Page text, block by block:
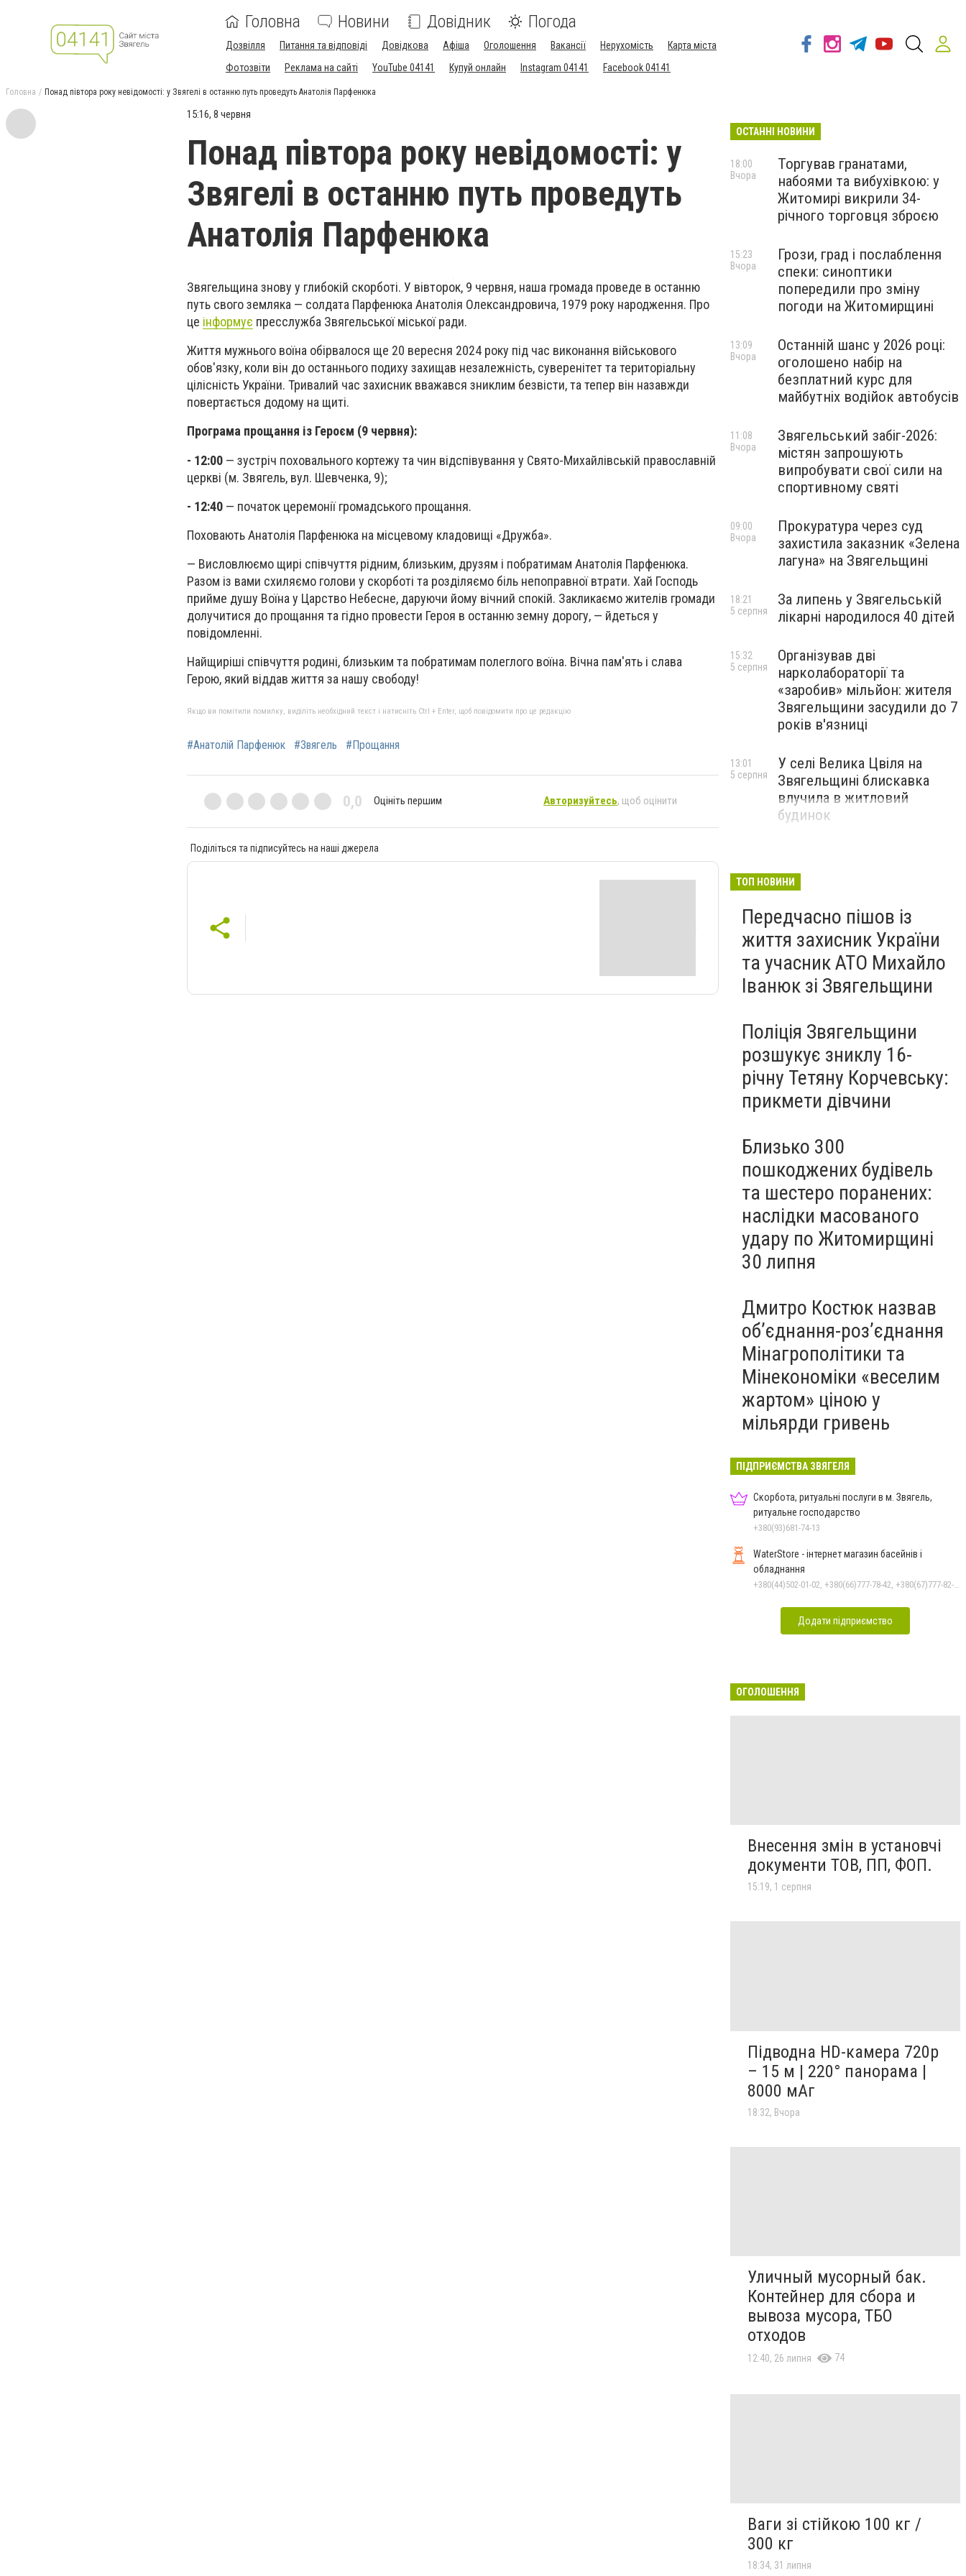
Головна Новини Довідник Погода
Дозвілля Питання та відповіді Довідкова Афіша Оголошення Вакансії Нерухомість
Карта міста
Фотозвіти
Реклама на сайті YouTube 04141 Купуй онлайн Instagram 04141 Facebook 04141
Головна Понад півтора року невідомості: у Звягелі в останню путь проведуть Анатолія Парфенюка
15:16, 8 червня
Понад півтора року невідомості: у
Звягелі в останню путь проведуть
Анатолія Парфенюка
Звягельщина знову у глибокій скорботі. У вівторок, 9 червня, наша громада проведе в останню
путь свого земляка — солдата Парфенюка Анатолія Олександровича, 1979 року народження. Про
це інформує пресслужба Звягельської міської ради.
Життя мужнього воїна обірвалося ще 20 вересня 2024 року під час виконання військового
обов'язку, коли він до останнього подиху захищав незалежність, суверенітет та територіальну
цілісність України. Тривалий час захисник вважався зниклим безвісти, та тепер він назавжди
повертається додому на щиті.
Програма прощання із Героєм (9 червня):
- 12:00 — зустріч поховального кортежу та чин відспівування у Свято-Михайлівській православній
церкві (м. Звягель, вул. Шевченка, 9);
- 12:40 — початок церемонії громадського прощання.
Поховають Анатолія Парфенюка на місцевому кладовищі «Дружба».
— Висловлюємо щирі співчуття рідним, близьким, друзям і побратимам Анатолія Парфенюка.
Разом із вами схиляємо голови у скорботі та розділяємо біль непоправної втрати. Хай Господь
прийме душу Воїна у Царство Небесне, даруючи йому вічний спокій. Закликаємо жителів громади
долучитися до прощання та гідно провести Героя в останню земну дорогу, — йдеться у
повідомленні.
Найщиріші співчуття родині, близьким та побратимам полеглого воїна. Вічна пам'ять і слава
Герою, який віддав життя за нашу свободу!
Якщо ви помітили помилку, виділіть необхідний текст і натисніть Ctrl + Enter, щоб повідомити про це редакцію
#Анатолій Парфенюк #Звягель #Прощання
0,0 Оцініть першим Авторизуйтесь, щоб оцінити
Поділіться та підписуйтесь на наші джерела
ОСТАННІ НОВИНИ
Торгував гранатами,
набоями та вибухівкою: у
Житомирі викрили 34-
річного торговця зброєю
18:00
Вчора
Грози, град і послаблення
спеки: синоптики
попередили про зміну
погоди на Житомирщині
15:23
Вчора
Останній шанс у 2026 році:
оголошено набір на
безплатний курс для
майбутніх водійок автобусів
13:09
Вчора
Звягельський забіг-2026:
містян запрошують
випробувати свої сили на
спортивному святі
11:08
Вчора
Прокуратура через суд
захистила заказник «Зелена
лагуна» на Звягельщині
09:00
Вчора
За липень у Звягельській
лікарні народилося 40 дітей
18:21
5 серпня
Організував дві
нарколабораторії та
«заробив» мільйон: жителя
Звягельщини засудили до 7
років в'язниці
15:32
5 серпня
У селі Велика Цвіля на
Звягельщині блискавка
влучила в житловий
будинок
13:01
5 серпня
ТОП НОВИНИ
Передчасно пішов із
життя захисник України
та учасник АТО Михайло
Іванюк зі Звягельщини
Поліція Звягельщини
розшукує зниклу 16-
річну Тетяну Корчевську:
прикмети дівчини
Близько 300
пошкоджених будівель
та шестеро поранених:
наслідки масованого
удару по Житомирщині
30 липня
Дмитро Костюк назвав
об’єднання-роз’єднання
Мінагрополітики та
Мінекономіки «веселим
жартом» ціною у
мільярди гривень
ПІДПРИЄМСТВА ЗВЯГЕЛЯ
Скорбота, ритуальні послуги в м. Звягель,
ритуальне господарство
+380(93)681-74-13
WaterStore - інтернет магазин басейнів і
обладнання
+380(44)502-01-02, +380(66)777-78-42, +380(67)777-82-19, +380(67)890-80-80, +380(73)890-80-80, +380(44)502-01-03
Додати підприємство
ОГОЛОШЕННЯ
Внесення змін в установчі
документи ТОВ, ПП, ФОП.
15:19, 1 серпня
Підводна HD-камера 720p
– 15 м | 220° панорама |
8000 мАг
18:32, Вчора
Уличный мусорный бак.
Контейнер для сбора и
вывоза мусора, ТБО
отходов
12:40, 26 липня 74
Ваги зі стійкою 100 кг /
300 кг
18:34, 31 липня